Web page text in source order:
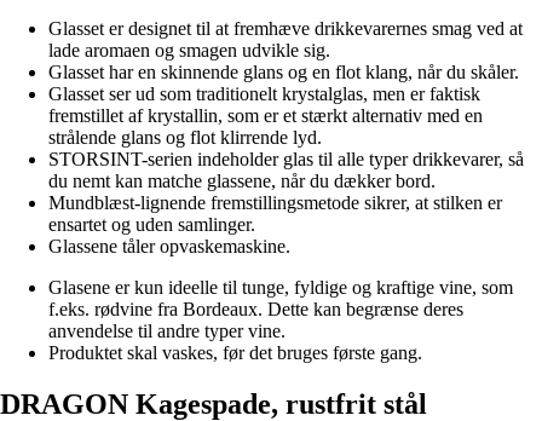
Glasset er designet til at fremhæve drikkevarernes smag ved at
lade aromaen og smagen udvikle sig.
Glasset har en skinnende glans og en flot klang, når du skåler.
Glasset ser ud som traditionelt krystalglas, men er faktisk
fremstillet af krystallin, som er et stærkt alternativ med en
strålende glans og flot klirrende lyd.
STORSINT-serien indeholder glas til alle typer drikkevarer, så
du nemt kan matche glassene, når du dækker bord.
Mundblæst-lignende fremstillingsmetode sikrer, at stilken er
ensartet og uden samlinger.
Glassene tåler opvaskemaskine.
Glasene er kun ideelle til tunge, fyldige og kraftige vine, som
f.eks. rødvine fra Bordeaux. Dette kan begrænse deres
anvendelse til andre typer vine.
Produktet skal vaskes, før det bruges første gang.
DRAGON Kagespade, rustfrit stål